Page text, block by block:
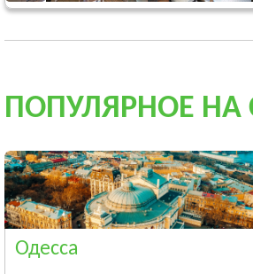
ПОПУЛЯРНОЕ НА
Одесса